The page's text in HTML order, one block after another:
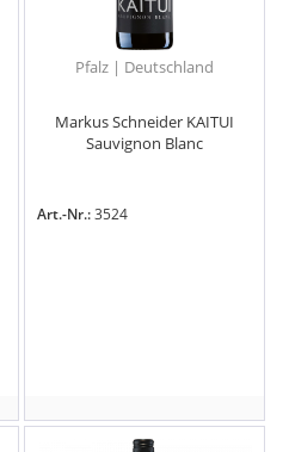
Pfalz | Deutschland
Markus Schneider KAITUI
Sauvignon Blanc
Art.-Nr.:3524